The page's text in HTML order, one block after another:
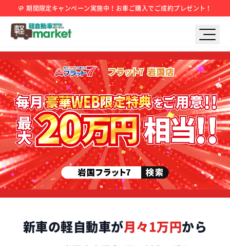
期間限定キャンペーン実施中！お車ご購入でご成約プレゼント！
新車の軽自動車が月々1万円から